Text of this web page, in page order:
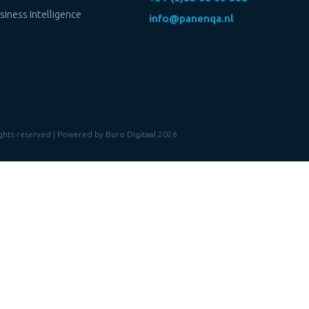
Intelligence
info@panenqa.nl
reserved | Powered by Buro Digitaal 2026